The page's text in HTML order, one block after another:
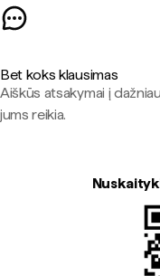
Bet koks klausimas
Aiškūs atsakymai į
jums reikia.